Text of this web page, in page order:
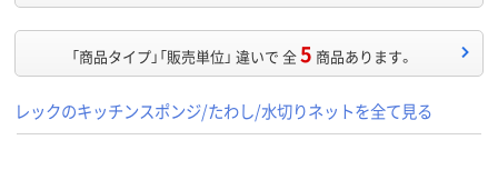
「商品タイプ」「販売単位」 違いで 全5 商品あります。
レックのキッチンスポンジ/たわし/水切りネットを全て見る